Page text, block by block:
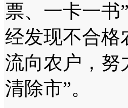
票、一卡一书
经发现不合格
流向农户，努
清除市”。